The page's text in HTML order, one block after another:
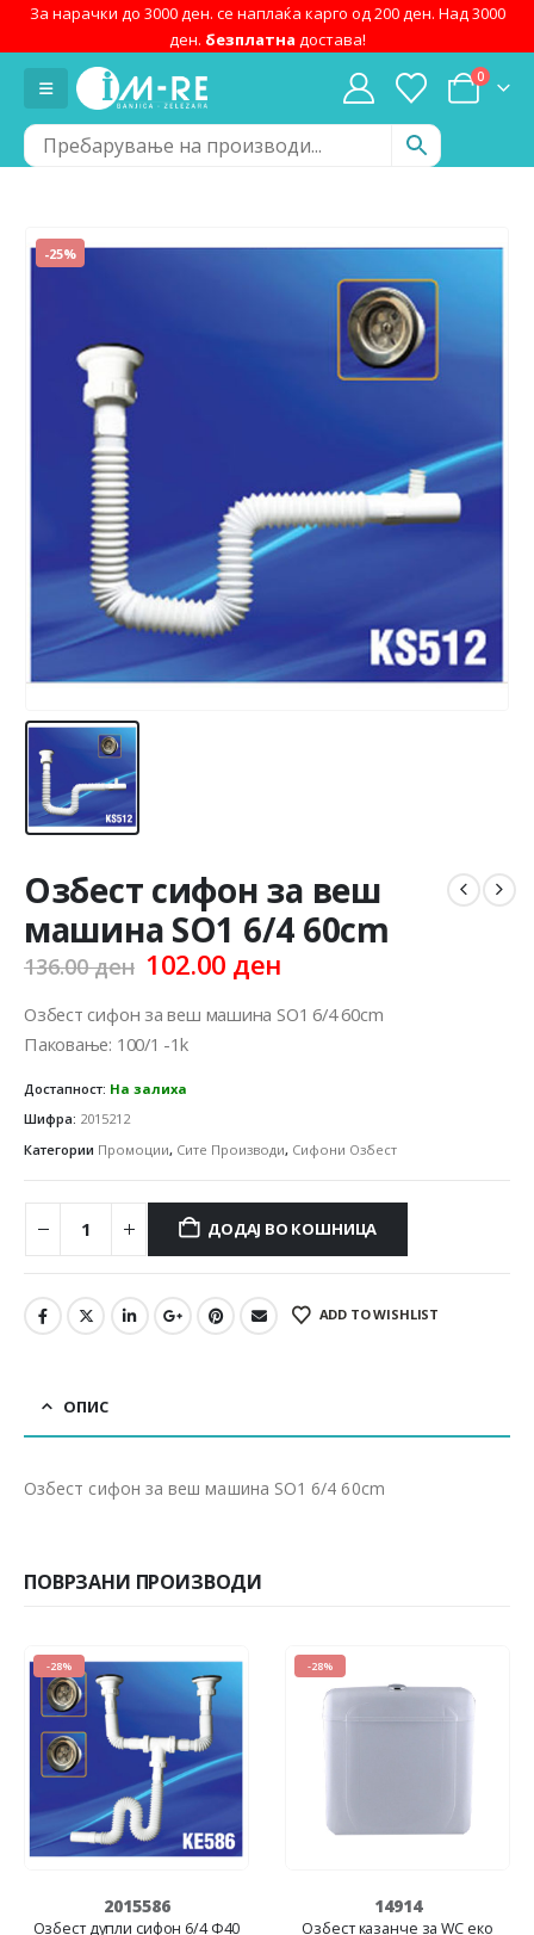
За нарачки до 3000 ден. се наплаќа карго од 200 ден. Над 3000
ден. безплатна достава!
0
-25%
Озбест сифон за веш
машина SO1 6/4 60cm
136.00ден Original
was:
136.00 ден.
102.00 денCurrent
is:
Озбест сифон за веш машина SO1 6/4 60cm
Паковање: 100/1 -1k
Достапност: На залиха
Шифра: 2015212
Категории Промоции, Сите Производи, Сифони Озбест
ДОДАЈ ВО КОШНИЦА
ADD TO WISHLIST
ОПИС
Озбест сифон за веш машина SO1 6/4 60cm
ПОВРЗАНИ ПРОИЗВОДИ
-28%
2015586
Озбест дупли сифон 6/4 Ф40
-28%
14914
Озбест казанче за WC еко